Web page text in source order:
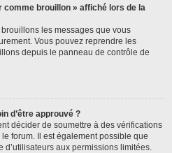
brouillon » affiché lors de la
brouillons les messages que vous
Vous pouvez reprendre les
depuis le panneau de contrôle de
d’être approuvé ?
décider de soumettre à des vérifications
forum. Il est également possible que
aux permissions limitées.